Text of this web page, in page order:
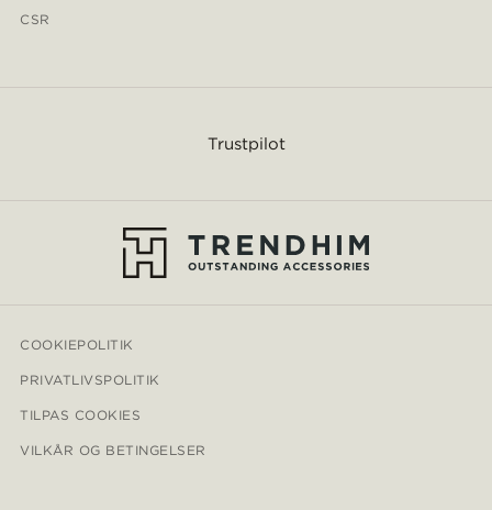
CSR
Trustpilot
COOKIEPOLITIK
PRIVATLIVSPOLITIK
TILPAS COOKIES
VILKÅR OG BETINGELSER